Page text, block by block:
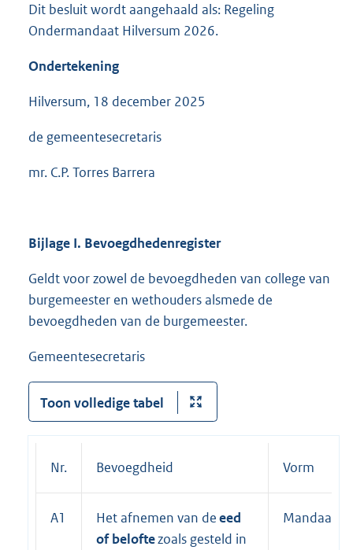
Dit besluit wordt aangehaald als: Regeling
Ondermandaat Hilversum 2026.
Ondertekening
Hilversum, 18 december 2025
de gemeentesecretaris
mr. C.P. Torres Barrera
Bijlage I. Bevoegdhedenregister
Geldt voor zowel de bevoegdheden van college van
burgemeester en wethouders alsmede de
bevoegdheden van de burgemeester.
Gemeentesecretaris
Toon volledige tabel
Nr. Bevoegdheid Vorm
A1 Het afnemen van deeed
of beloftezoals gesteld in
Mandaat